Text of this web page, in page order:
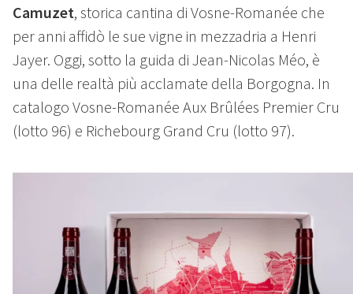
Camuzet, storica cantina di Vosne-Romanée che
per anni affidò le sue vigne in mezzadria a Henri
Jayer. Oggi, sotto la guida di Jean-Nicolas Méo, è
una delle realtà più acclamate della Borgogna. In
catalogo Vosne-Romanée Aux Brûlées Premier Cru
(lotto 96) e Richebourg Grand Cru (lotto 97).